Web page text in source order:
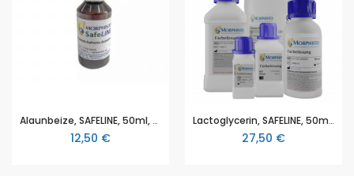
Alaunbeize, SAFELINE, 50ml, zur Verwendung in der Histologie und/oder Zytologie zum Färben von Zellkernen
12,50 €
Lactoglycerin, SAFELINE, 50ml, zur Verwendung in der Histologie und/oder Zytologie zum Aufbewahren von Proben
27,50 €